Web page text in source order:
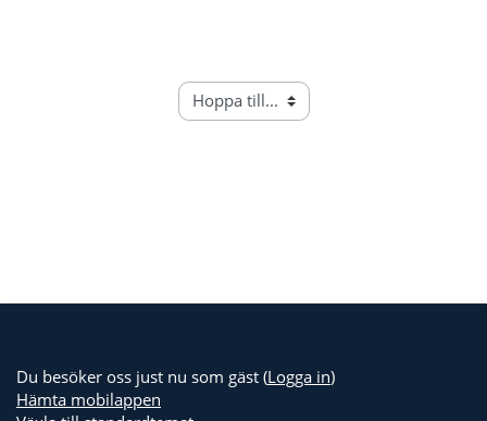
Du besöker oss just nu som gäst (Logga in)
Hämta mobilappen